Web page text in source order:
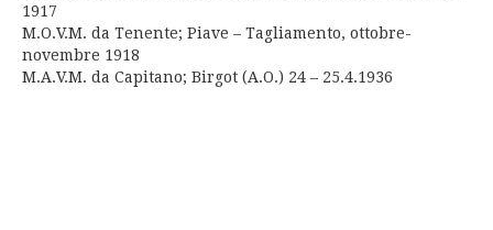
1917
M.O.V.M. da Tenente; Piave – Tagliamento, ottobre-
novembre 1918
M.A.V.M. da Capitano; Birgot (A.O.) 24 – 25.4.1936